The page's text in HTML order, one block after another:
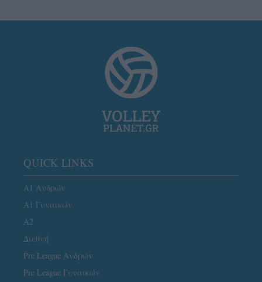
QUICK LINKS
Α1 Ανδρών
Α1 Γυναικών
A2
Διεθνή
Pre League Ανδρών
Pre League Γυναικών